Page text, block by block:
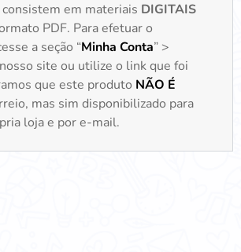
em materiais DIGITAIS
PDF. Para efetuar o
a seção “Minha Conta” >
site ou utilize o link que foi
que este produto NÃO É
mas sim disponibilizado para
loja e por e-mail.